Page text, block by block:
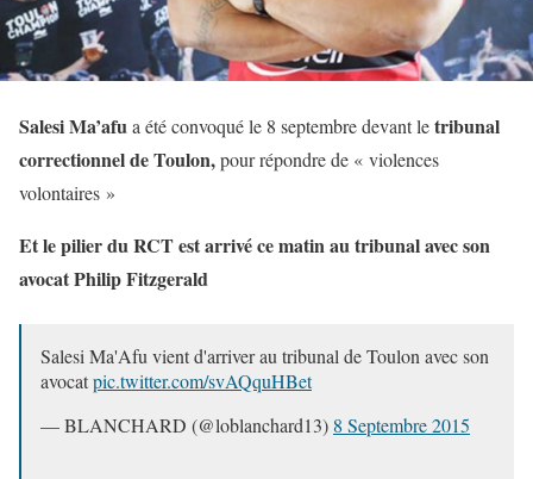
Salesi Ma’afu a été convoqué le 8 septembre devant letribunal
correctionnel de Toulon,pour répondre de « violences
volontaires »
Et le pilier du RCT est arrivé ce matin au tribunal avec son
avocat Philip Fitzgerald
Salesi Ma'Afu vient d'arriver au tribunal de Toulon avec son
avocatpic.twitter.com/svAQquHBet
— BLANCHARD (@loblanchard13) 8 Septembre 2015